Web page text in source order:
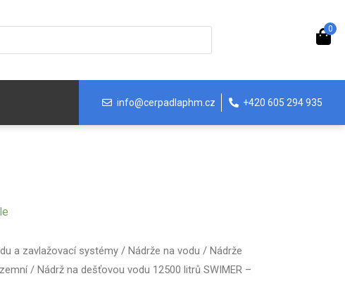
0
info@cerpadlaphm.cz +420 605 294 935
a zavlažovací systémy/ Nádrže na vodu / Nádrže
/ Nádrž na dešťovou vodu 12500 litrů SWIMER –